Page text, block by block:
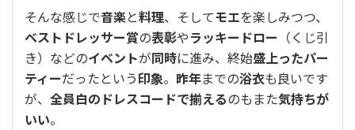
そんな感じで音楽と料理、そしてモエを楽しみつつ、
ベストドレッサー賞の表彰やラッキードロー （くじ引
き）などのイベントが同時に進み、終始盛上ったパー
ティーだったという印象。 昨年までの浴衣も良いです
が、 全員白のドレスコードで揃えるのもまた気持ちが
いい。